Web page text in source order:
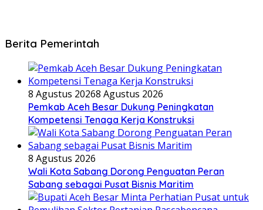
Berita Pemerintah
8 Agustus 20268 Agustus 2026
Pemkab Aceh Besar Dukung Peningkatan
Kompetensi Tenaga Kerja Konstruksi
8 Agustus 2026
Wali Kota Sabang Dorong Penguatan Peran
Sabang sebagai Pusat Bisnis Maritim